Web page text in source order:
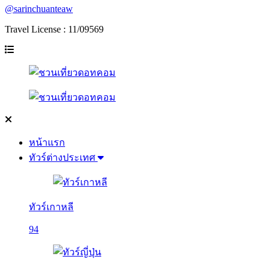
@sarinchuanteaw
Travel License : 11/09569
หน้าแรก
ทัวร์ต่างประเทศ
ทัวร์เกาหลี
94